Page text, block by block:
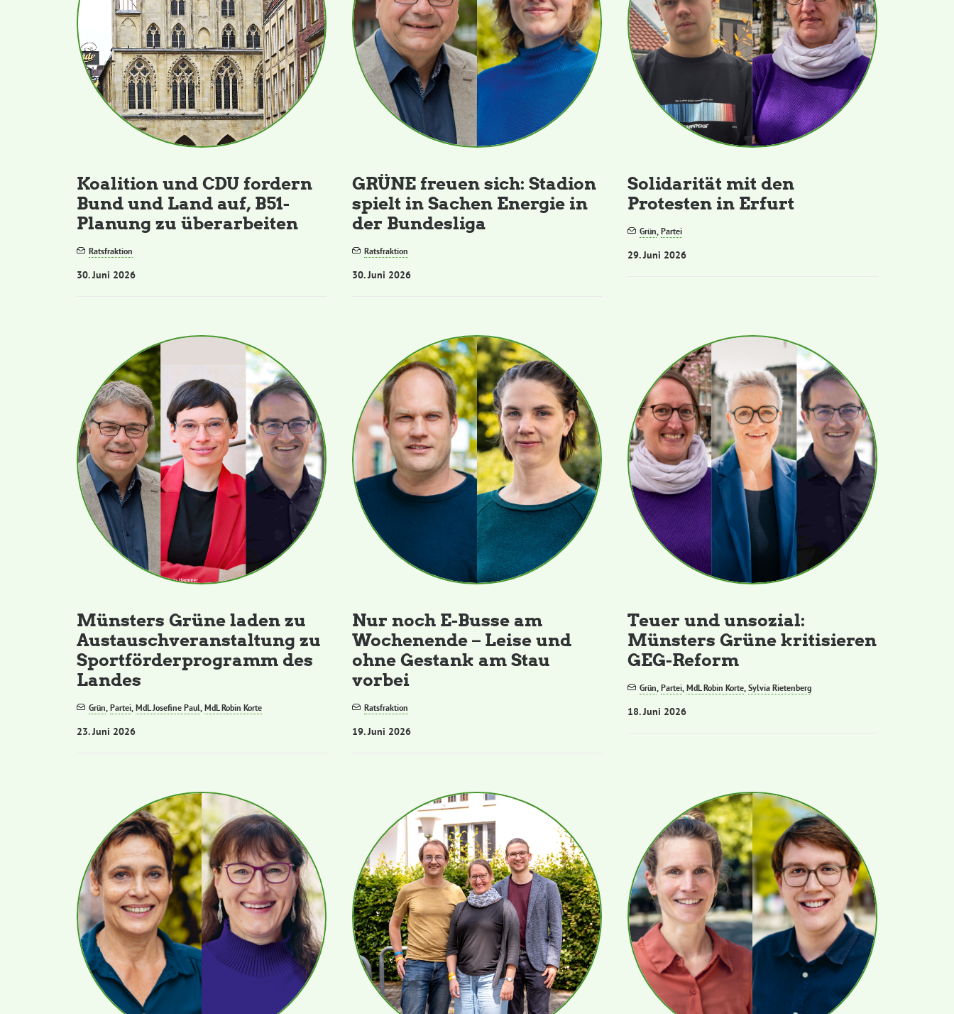
Koalition und CDU fordern
Bund und Land auf, B51-
Planung zu überarbeiten
Ratsfraktion
30. Juni 2026
GRÜNE freuen sich: Stadion
spielt in Sachen Energie in
der Bundesliga
Ratsfraktion
30. Juni 2026
Solidarität mit den
Protesten in Erfurt
Grün,Partei
29. Juni 2026
Münsters Grüne laden zu
Austauschveranstaltung zu
Sportförderprogramm des
Landes
Grün,Partei,MdL Josefine Paul,MdL Robin Korte
23. Juni 2026
Nur noch E-Busse am
Wochenende – Leise und
ohne Gestank am Stau
vorbei
Ratsfraktion
19. Juni 2026
Teuer und unsozial:
Münsters Grüne kritisieren
GEG-Reform
Grün,Partei,MdL Robin Korte,Sylvia Rietenberg
18. Juni 2026